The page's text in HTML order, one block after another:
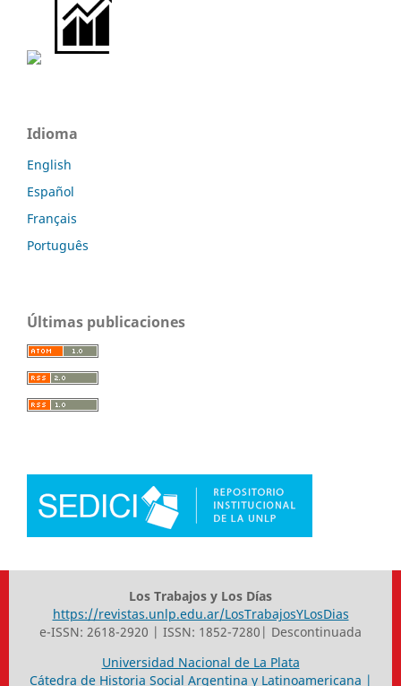
Idioma
English
Español
Français
Português
Últimas publicaciones
Los Trabajos y Los Días
https://revistas.unlp.edu.ar/LosTrabajosYLosDias
e-ISSN: 2618-2920 | ISSN: 1852-7280| Descontinuada
Universidad Nacional de La Plata
Cátedra de Historia Social Argentina y Latinoamericana |